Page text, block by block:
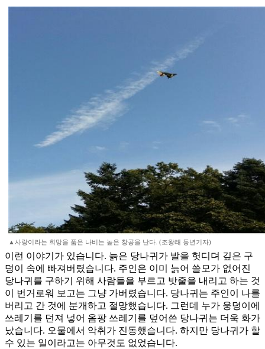
▲사랑이라는 희망을 품은 나비는 높은 창공을 난다. (조왕래 동년기자)
이런 이야기가 있습니다. 늙은 당나귀가 발을 헛디뎌 깊은 구
덩이 속에 빠져버렸습니다. 주인은 이미 늙어 쓸모가 없어진
당나귀를 구하기 위해 사람들을 부르고 밧줄을 내리고 하는 것
이 번거로워 보고는 그냥 가버렸습니다. 당나귀는 주인이 나를
버리고 간 것에 분개하고 절망했습니다. 그런데 누가 웅덩이에
쓰레기를 던져 넣어 옴팡 쓰레기를 덮어쓴 당나귀는 더욱 화가
났습니다. 오물에서 악취가 진동했습니다. 하지만 당나귀가 할
수 있는 일이라고는 아무것도 없었습니다.